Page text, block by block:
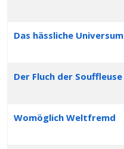
Das hässliche Universum
Der Fluch der Souffleuse
Womöglich Weltfremd